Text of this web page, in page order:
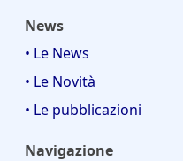
News
• Le News
• Le Novità
• Le pubblicazioni
Navigazione